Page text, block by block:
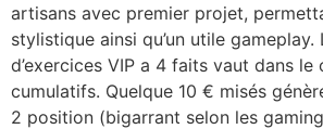
artisans avec premier projet,
stylistique ainsi qu’un utile gameplay.
d’exercices VIP a 4 faits vaut dans
cumulatifs. Quelque 10 € misés
2 position (bigarrant selon les